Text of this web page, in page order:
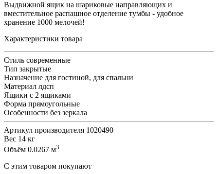
Выдвижной ящик на шариковые направляющих и
вместительное распашное отделение тумбы - удобное
хранение 1000 мелочей!
Характеристики товара
Стиль современные
Тип закрытые
Назначение для гостиной, для спальни
Материал лдсп
Ящики с 2 ящиками
Форма прямоугольные
Особенности без зеркала
Артикул производителя 1020490
Вес 14 кг
Объём 0.0267 м3
С этим товаром покупают